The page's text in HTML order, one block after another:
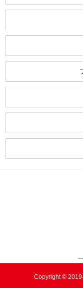
Copyright ©